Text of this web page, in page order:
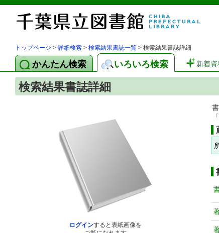
トップページ > 詳細検索 > 検索結果書誌一覧 > 検索結果書誌詳細
かんたん検索 いろいろ検索 新着資
検索結果書誌詳細
ログインすると表紙画像を